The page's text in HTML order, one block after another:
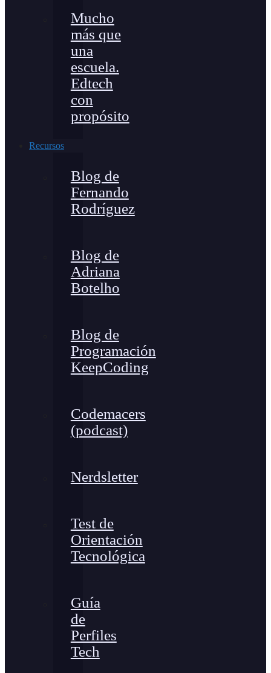
Mucho
más que
una
escuela.
Edtech
con
propósito
Recursos
Blog de
Fernando
Rodríguez
Blog de
Adriana
Botelho
Blog de
Programación
KeepCoding
Codemacers
(podcast)
Nerdsletter
Test de
Orientación
Tecnológica
Guía
de
Perfiles
Tech